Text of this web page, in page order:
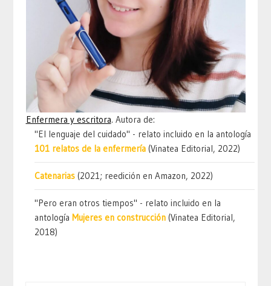
Enfermera y escritora. Autora de:
"El lenguaje del cuidado" - relato incluido en la antología
101 relatos de la enfermería (Vinatea Editorial, 2022)
Catenarias (2021; reedición en Amazon, 2022)
"Pero eran otros tiempos" - relato incluido en la
antologíaMujeres en construcción (Vinatea Editorial,
2018)